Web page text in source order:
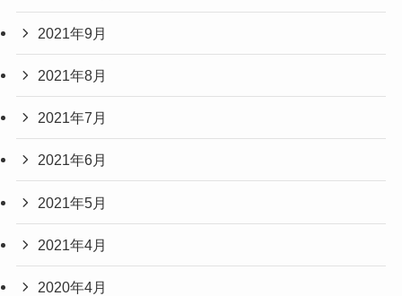
2021年9月
2021年8月
2021年7月
2021年6月
2021年5月
2021年4月
2020年4月